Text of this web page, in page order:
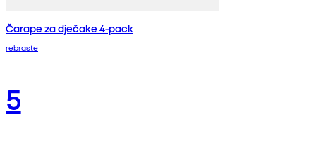
Čarape za dječake 4-pack
rebraste
5